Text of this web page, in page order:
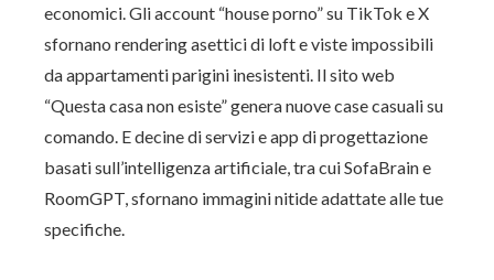
economici. Gli account “house porno” su TikTok e X
sfornano rendering asettici di loft e viste impossibili
da appartamenti parigini inesistenti. Il sito web
“Questa casa non esiste” genera nuove case casuali su
comando. E decine di servizi e app di progettazione
basati sull’intelligenza artificiale, tra cui SofaBrain e
RoomGPT, sfornano immagini nitide adattate alle tue
specifiche.